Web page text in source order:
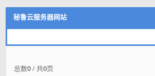
秘鲁云服务器网站
总数0/ 共0页